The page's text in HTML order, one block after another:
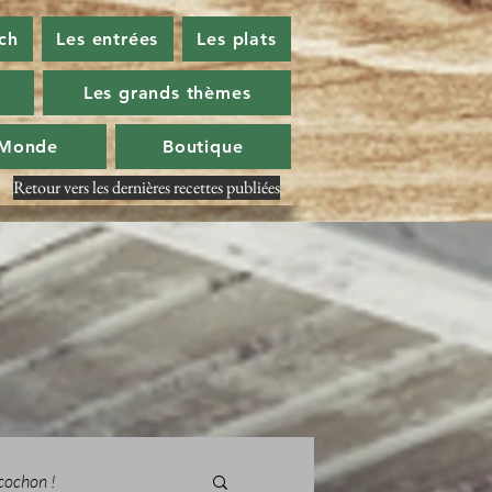
Les entrées Les plats
Les grands thèmes
Boutique
Retour vers les dernières recettes publiées
!